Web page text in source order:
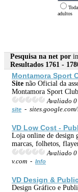
adultos
Pesquisa na net por
Resultados 1761 -
Montamora Sport
Site não Oficial da
Montamora Sport
Avaliado 0
site -
VD Low Cost -
Loja online de design
marcas, folhetos,
Avaliado 0
v.com - Info
VD Design &
Design Gráfico e